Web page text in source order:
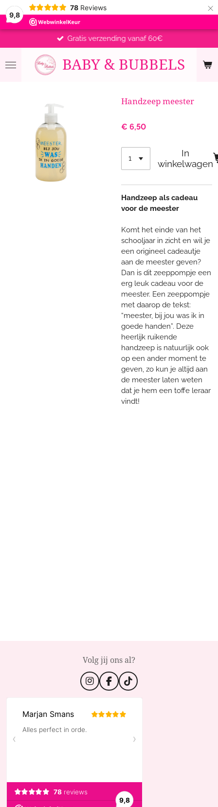
9,8
78 Reviews ×
BABY & BUBBELS
Gratis verzending vanaf 60€
Handzeep meester
€ 6,50
In
winkelwagen
Handzeep als cadeau
voor de meester
Komt het einde van het
schooljaar in zicht en wil je
een origineel cadeautje
aan de meester geven?
Dan is dit zeeppompje een
erg leuk cadeau voor de
meester. Een zeeppompje
met daarop de tekst:
“meester, bij jou was ik in
goede handen”. Deze
heerlijk ruikende
handzeep is natuurlijk ook
op een ander moment te
geven, zo kun je altijd aan
de meester laten weten
dat je hem een toffe leraar
vindt!
Volg jij ons al?
I
n
t
a
F
a
e
b
T
i